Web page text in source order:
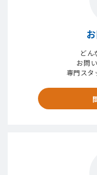
どん
お問
専門スタ